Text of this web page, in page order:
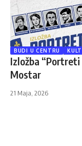
BUDI U CENTRU
Izložba
Mostar
21 Maja, 2026